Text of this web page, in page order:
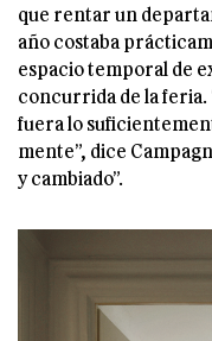
que rentar un
año costaba
espacio temporal de
concurrida de la feria.
fuera lo
mente”, dice
y cambiado”.